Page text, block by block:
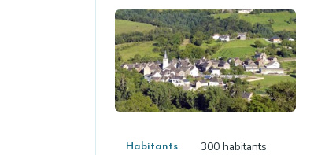
Habitants 300 habitants